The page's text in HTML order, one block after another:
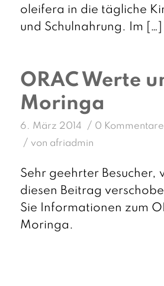
oleifera in die tägliche
und Schulnahrung. Im […]
ORAC Werte
Moringa
6. März 2014 / 0 Kommentare
/ von afriadmin
Sehr geehrter Besucher,
diesen Beitrag
Sie Informationen zum
Moringa.